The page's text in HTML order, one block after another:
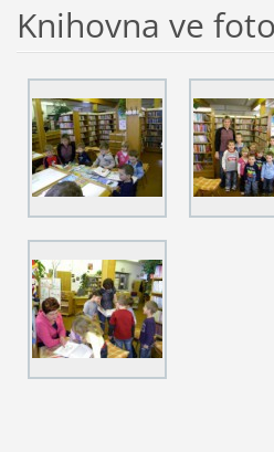
Knihovna ve